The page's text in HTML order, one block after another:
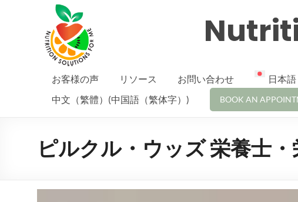
お客様の声 リソース お問い合わせ 日本語
中文（繁體）(中国語（繁体字）)
BOOK AN
ピルクル・ウッズ 栄養士